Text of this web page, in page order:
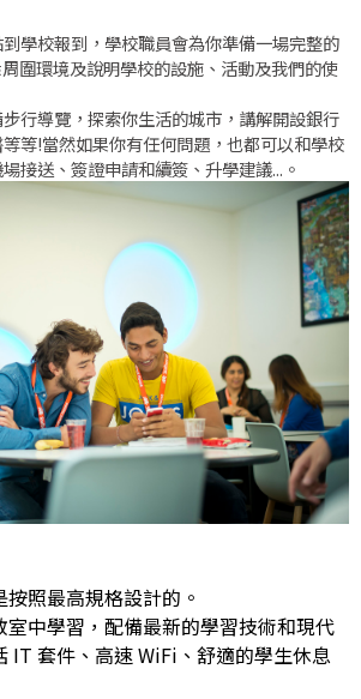
學校報到，學校職員會為你準備一場完整的
圍環境及說明學校的設施、活動及我們的使
行導覽，探索你生活的城市，講解開設銀行
等!當然如果你有任何問題，也都可以和學校
接送、簽證申請和續簽、升學建議...。
照最高規格設計的。
中學習，配備最新的學習技術和現代
IT 套件、高速 WiFi、舒適的學生休息